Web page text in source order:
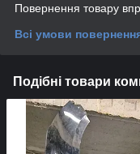
Повернення товару
Всі умови
Подібні товари